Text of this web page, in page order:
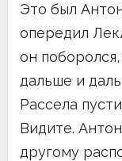
Это был
опередил
он
дальше и
Рассела
Видите.
другому